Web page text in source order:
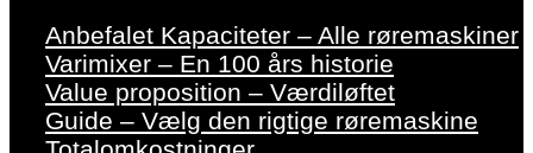
Anbefalet Kapaciteter – Alle røremaskiner
Varimixer – En 100 års historie
Value proposition – Værdiløftet
Guide – Vælg den rigtige røremaskine